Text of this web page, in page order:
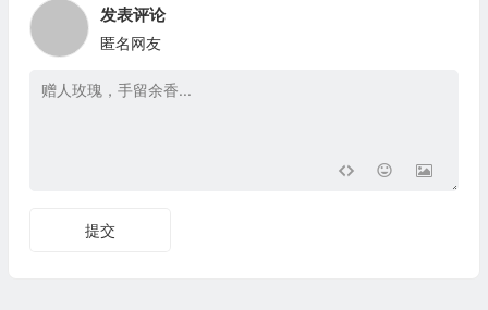
发表评论
匿名网友
提交